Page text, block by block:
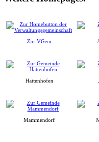
Zur VGem
Hattenhofen
Mammendorf